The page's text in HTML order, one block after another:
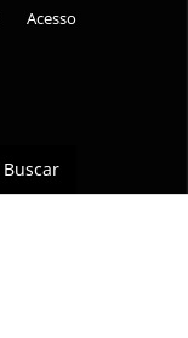
Buscar
Acesso